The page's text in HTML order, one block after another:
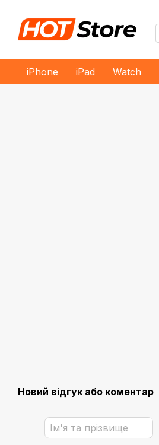
iPhone iPad Watch
Новий відгук або коментар